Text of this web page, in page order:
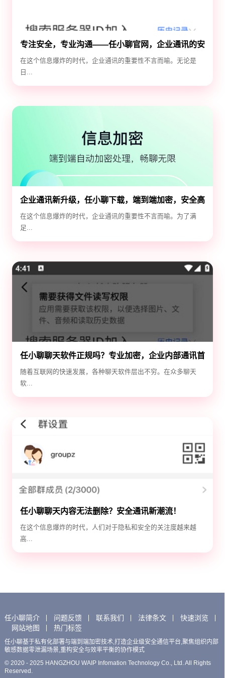
专注安全，专业沟通——任小聊官网，企业通讯的安
全守护神
在这个信息爆炸的时代，企业通讯的重要性不言而喻。无论是
日...
企业通讯新升级，任小聊下载，端到端加密，安全高
效！
在这个信息爆炸的时代，企业通讯的重要性不言而喻。为了满
足...
任小聊聊天软件正规吗？专业加密，企业内部通讯首
选！
随着互联网的快速发展，各种聊天软件层出不穷。在众多聊天
软...
任小聊聊天内容无法删除？安全通讯新潮流！
在这个信息爆炸的时代，人们对于隐私和安全的关注度越来越
高...
任小聊简介 问题反馈 联系我们 法律条文
快速浏览
网站地图
热门标签
任小聊基于私有化部署与端到端加密技术,打造企业级安全通信平台,聚焦组织内部
敏感数据零泄漏场景,重构安全与效率平衡的协作模式
© 2020 - 2025 HANGZHOU WAIP Infomation Technology Co., Ltd. All Rights
Reserved.